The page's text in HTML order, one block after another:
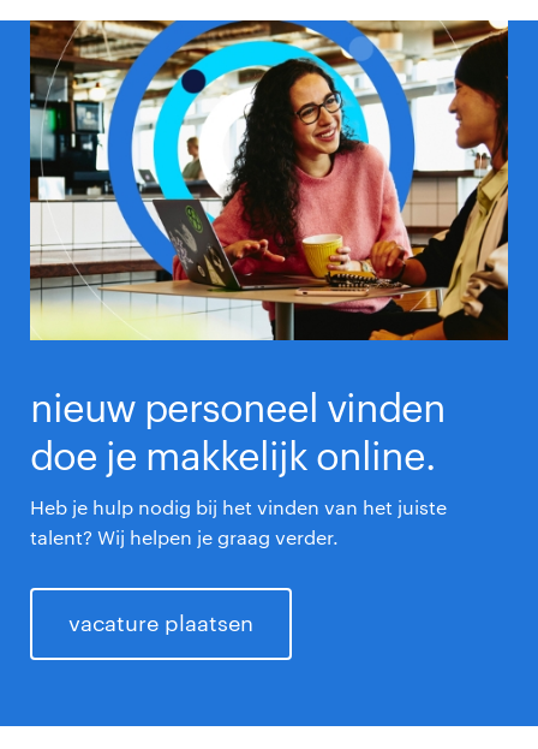
nieuw personeel vinden
doe je makkelijk online.
Heb je hulp nodig bij het vinden van het juiste
talent? Wij helpen je graag verder.
vacature plaatsen